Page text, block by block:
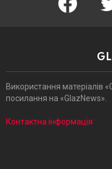
Використання матеріалів
посилання на «GlazNews».
Контактна інформація